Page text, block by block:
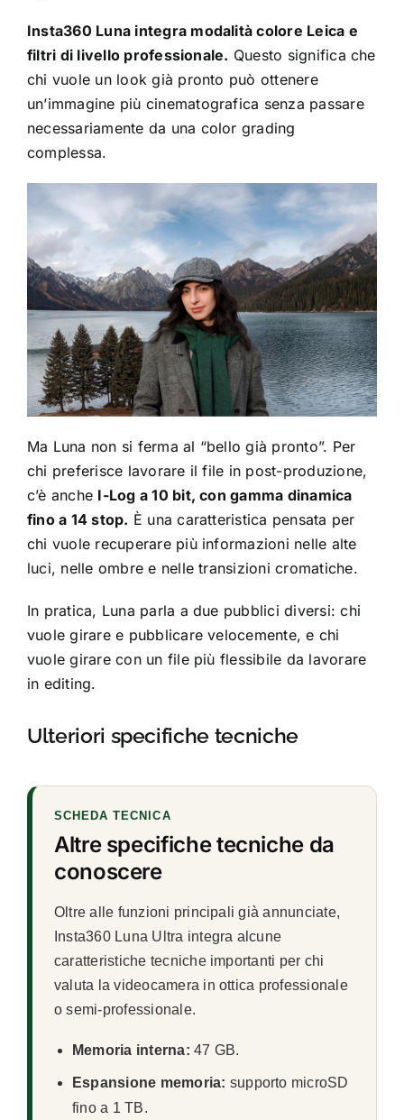
Insta360 Luna integra modalità colore Leica e
filtri di livello professionale. Questo significa che
chi vuole un look già pronto può ottenere
un’immagine più cinematografica senza passare
necessariamente da una color grading
complessa.
Ma Luna non si ferma al “bello già pronto”. Per
chi preferisce lavorare il file in post-produzione,
c’è anche I-Log a 10 bit, con gamma dinamica
fino a 14 stop. È una caratteristica pensata per
chi vuole recuperare più informazioni nelle alte
luci, nelle ombre e nelle transizioni cromatiche.
In pratica, Luna parla a due pubblici diversi: chi
vuole girare e pubblicare velocemente, e chi
vuole girare con un file più flessibile da lavorare
in editing.
Ulteriori specifiche tecniche
SCHEDA TECNICA
Altre specifiche tecniche da
conoscere
Oltre alle funzioni principali già annunciate,
Insta360 Luna Ultra integra alcune
caratteristiche tecniche importanti per chi
valuta la videocamera in ottica professionale
o semi-professionale.
Memoria interna: 47 GB.
Espansione memoria: supporto microSD
fino a 1 TB.